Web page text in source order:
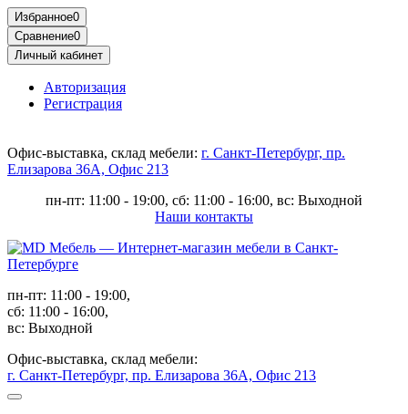
Избранное0
Сравнение0
Личный кабинет
Авторизация
Регистрация
Офис-выставка, склад мебели: г. Санкт-Петербург, пр.
Елизарова 36А, Офис 213
пн-пт: 11:00 - 19:00, сб: 11:00 - 16:00, вс: Выходной
Наши контакты
пн-пт: 11:00 - 19:00,
сб: 11:00 - 16:00,
вс: Выходной
Офис-выставка, склад мебели:
г. Санкт-Петербург, пр. Елизарова 36А, Офис 213